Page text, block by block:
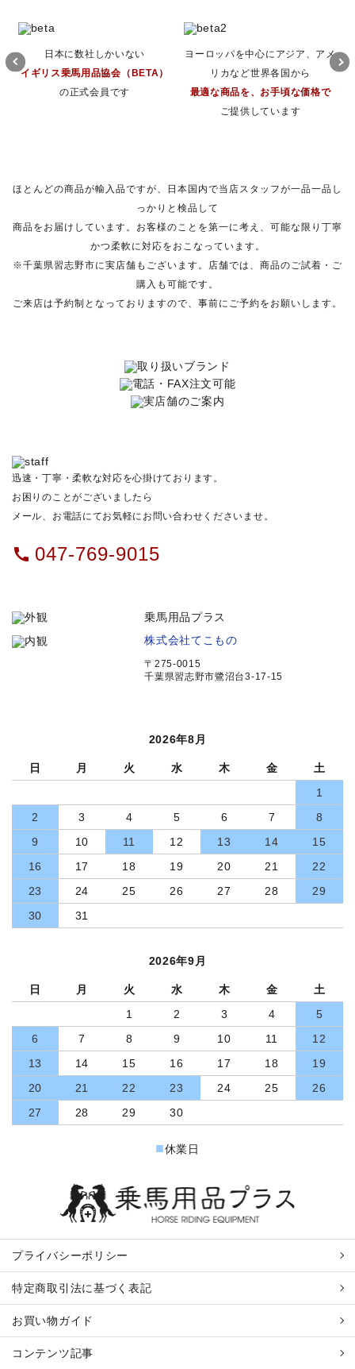
日本に数社しかいない
イギリス乗馬用品協会（BETA）
の正式会員です
ヨーロッパを中心にアジア、アメ
リカなど世界各国から
最適な商品を、お手頃な価格で
ご提供しています
ほとんどの商品が輸入品ですが、日本国内で当店スタッフが一品一品し
っかりと検品して
商品をお届けしています。お客様のことを第一に考え、可能な限り丁寧
かつ柔軟に対応をおこなっています。
※千葉県習志野市に実店舗もございます。店舗では、商品のご試着・ご
購入も可能です。
ご来店は予約制となっておりますので、事前にご予約をお願いします。
迅速・丁寧・柔軟な対応を心掛けております。
お困りのことがございましたら
メール、お電話にてお気軽にお問い合わせくださいませ。
call 047-769-9015
乗馬用品プラス
株式会社てこもの
〒275-0015
千葉県習志野市鷺沼台3-17-15
2026年8月
日 月 火 水 木 金
土
1
2
3 4 5 6 7
8
9
10 11 12 13 14
15
16
17 18 19 20 21
22
23
24 25 26 27 28
29
30
31
2026年9月
日 月 火 水 木 金
土
1
2 3 4
5
6
7 8 9 10 11
12
13
14 15 16 17 18
19
20
21 22 23 24 25
26
27
28 29 30
■休業日
プライバシーポリシー
特定商取引法に基づく表記
お買い物ガイド
コンテンツ記事